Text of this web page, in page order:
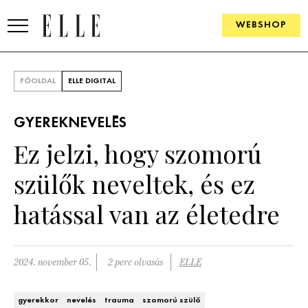
WEBSHOP
SZÉPSÉG
ÉLETMÓD
PÁRKAPCSOLAT
FŐOLDAL ELLE DIGITAL
GYEREKNEVELÉS
Ez jelzi, hogy szomorú
szülők neveltek, és ez
hatással van az életedre
2024. november 05. 2 perc olvasás ELLE
gyerekkor nevelés trauma szomorú szülő